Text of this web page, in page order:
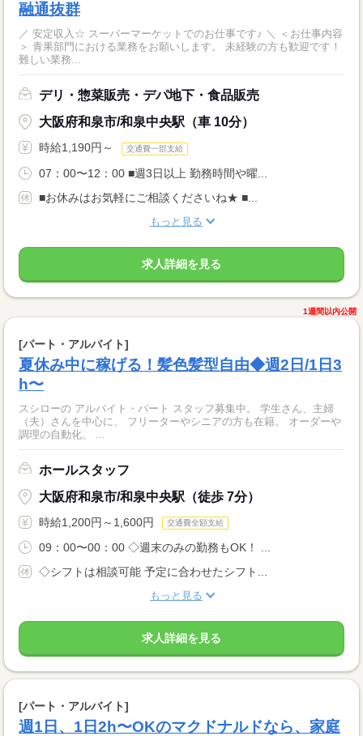
融通抜群
／ 安定収入☆ スーパーマーケットでのお仕事です♪ ＼ ＜お仕事内容
＞ 青果部門における業務をお願いします。 未経験の方も歓迎です！
難しい業務...
デリ・惣菜販売・デパ地下・食品販売
大阪府和泉市/和泉中央駅（車 10分）
時給1,190円～ 交通費一部支給
07：00〜12：00 ■週3日以上 勤務時間や曜...
■お休みはお気軽にご相談くださいね★ ■...
もっと見る
求人詳細を見る
1週間以内公開
[パート・アルバイト]
夏休み中に稼げる！髪色髪型自由◆週2日/1日3
h〜
スシローの アルバイト・パート スタッフ募集中。 学生さん、主婦
（夫）さんを中心に、 フリーターやシニアの方も在籍。 オーダーや
調理の自動化、 ...
ホールスタッフ
大阪府和泉市/和泉中央駅（徒歩 7分）
時給1,200円～1,600円 交通費全額支給
09：00〜00：00 ◇週末のみの勤務もOK！ ...
◇シフトは相談可能 予定に合わせたシフト...
もっと見る
求人詳細を見る
[パート・アルバイト]
週1日、1日2h〜OKのマクドナルドなら、家庭